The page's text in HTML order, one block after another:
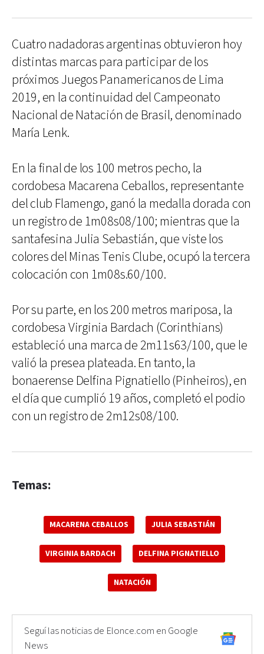
Cuatro nadadoras argentinas obtuvieron hoy
distintas marcas para participar de los
próximos Juegos Panamericanos de Lima
2019, en la continuidad del Campeonato
Nacional de Natación de Brasil, denominado
María Lenk.
En la final de los 100 metros pecho, la
cordobesa Macarena Ceballos, representante
del club Flamengo, ganó la medalla dorada con
un registro de 1m08s08/100; mientras que la
santafesina Julia Sebastián, que viste los
colores del Minas Tenis Clube, ocupó la tercera
colocación con 1m08s.60/100.
Por su parte, en los 200 metros mariposa, la
cordobesa Virginia Bardach (Corinthians)
estableció una marca de 2m11s63/100, que le
valió la presea plateada. En tanto, la
bonaerense Delfina Pignatiello (Pinheiros), en
el día que cumplió 19 años, completó el podio
con un registro de 2m12s08/100.
Temas:
MACARENA CEBALLOS JULIA SEBASTIÁN
VIRGINIA BARDACH DELFINA PIGNATIELLO
NATACIÓN
Seguí las noticias de Elonce.com en Google
News